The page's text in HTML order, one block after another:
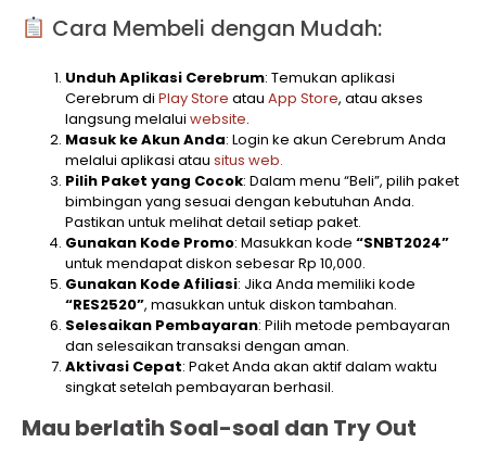
Cara Membeli dengan Mudah:
Unduh Aplikasi Cerebrum: Temukan aplikasi
Cerebrum di Play Store atau App Store, atau akses
langsung melalui website.
Masuk ke Akun Anda: Login ke akun Cerebrum Anda
melalui aplikasi atau situs web.
Pilih Paket yang Cocok: Dalam menu “Beli”, pilih paket
bimbingan yang sesuai dengan kebutuhan Anda.
Pastikan untuk melihat detail setiap paket.
Gunakan Kode Promo: Masukkan kode “SNBT2024”
untuk mendapat diskon sebesar Rp 10,000.
Gunakan Kode Afiliasi: Jika Anda memiliki kode
“RES2520”, masukkan untuk diskon tambahan.
Selesaikan Pembayaran: Pilih metode pembayaran
dan selesaikan transaksi dengan aman.
Aktivasi Cepat: Paket Anda akan aktif dalam waktu
singkat setelah pembayaran berhasil.
Mau berlatih Soal-soal dan Try Out